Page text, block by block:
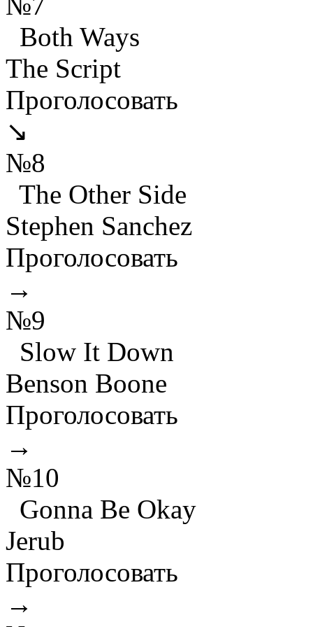
Both Ways
The Script
Проголосовать
↘
№8
The Other Side
Stephen Sanchez
Проголосовать
→
№9
Slow It Down
Benson Boone
Проголосовать
→
№10
Gonna Be Okay
Jerub
Проголосовать
→